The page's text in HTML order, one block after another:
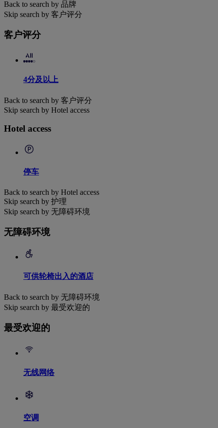
Back to search by 品牌
Skip search by 客户评分
客户评分
4分及以上
Back to search by 客户评分
Skip search by Hotel access
Hotel access
停车
Back to search by Hotel access
Skip search by 护理
Skip search by 无障碍环境
无障碍环境
可供轮椅出入的酒店
Back to search by 无障碍环境
Skip search by 最受欢迎的
最受欢迎的
无线网络
空调